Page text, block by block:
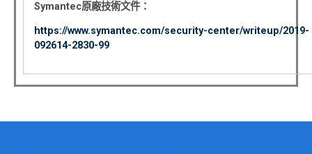
Symantec原廠技術文件：
https://www.symantec.com/security-center/writeup/2019-
092614-2830-99